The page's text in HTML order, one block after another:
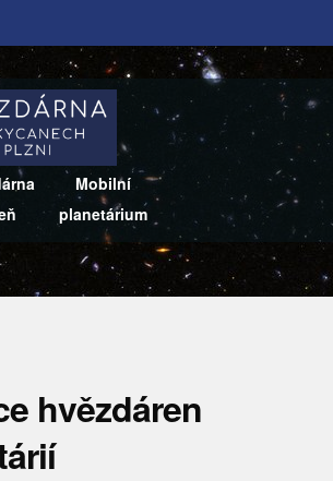
Mobilní
planetárium
hvězdáren